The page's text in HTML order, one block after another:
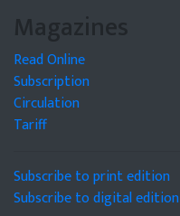
Magazines
Read Online
Subscription
Circulation
Tariff
Subscribe to print edition
Subscribe to digital edition